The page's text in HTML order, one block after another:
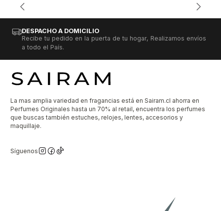
DESPACHO A DOMICILIO
Recibe tu pedido en la puerta de tu hogar, Realizamos envíos
a todo el País.
La mas amplia variedad en fragancias está en Sairam.cl ahorra en
Perfumes Originales hasta un 70% al retail, encuentra los perfumes
que buscas también estuches, relojes, lentes, accesorios y
maquillaje.
Síguenos